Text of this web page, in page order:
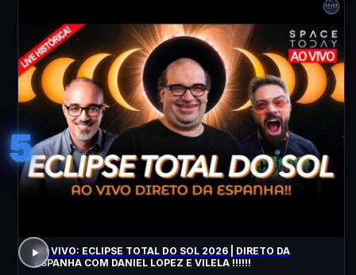
5
AO VIVO: ECLIPSE TOTAL DO SOL 2026 | DIRETO DA
ESPANHA COM DANIEL LOPEZ E VILELA !!!!!!